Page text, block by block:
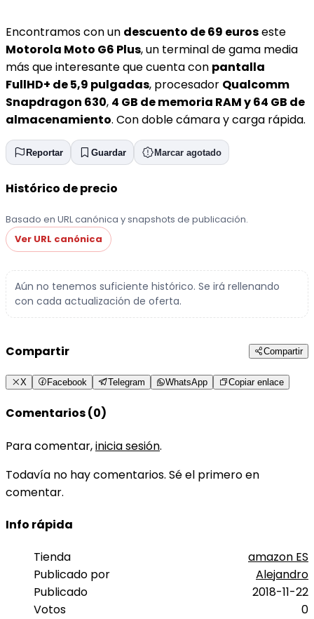
Encontramos con un descuento de 69 euroseste
Motorola Moto G6 Plus, un terminal de gama media
más que interesante que cuenta con pantalla
FullHD+ de 5,9 pulgadas, procesador Qualcomm
Snapdragon 630, 4 GB de memoria RAM y 64 GB de
almacenamiento. Con doble cámara y carga rápida.
Reportar Guardar Marcar agotado
Histórico de precio
Basado en URL canónica y snapshots de publicación.
Ver URL canónica
Aún no tenemos suficiente histórico. Se irá rellenando
con cada actualización de oferta.
Compartir Compartir
X Facebook Telegram WhatsApp Copiar enlace
Comentarios (0)
Para comentar,inicia sesión.
Todavía no hay comentarios. Sé el primero en
comentar.
Info rápida
Tienda
amazon ES
Publicado por
Alejandro
Publicado
2018-11-22
Votos
0